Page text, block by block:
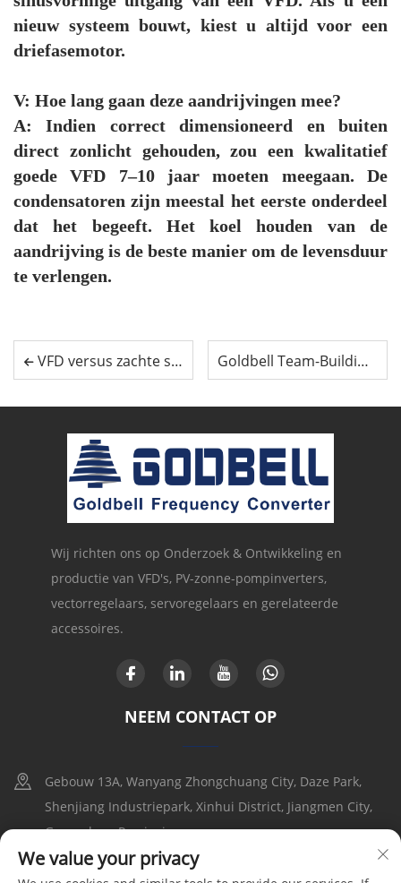
nieuw systeem bouwt, kiest u altijd voor een
driefasemotor.
V: Hoe lang gaan deze aandrijvingen mee?
A: Indien correct dimensioneerd en buiten
direct zonlicht gehouden, zou een kwalitatief
goede VFD 7–10 jaar moeten meegaan. De
condensatoren zijn meestal het eerste onderdeel
dat het begeeft. Het koel houden van de
aandrijving is de beste manier om de levensduur
te verlengen.
VFD versus zachte start: Welke heeft uw motor daadwerkelijk nodig? Goldbell Team-Building Retreat: Kennismaking met Yao-cultuur en versterking van teamgeest
Wij richten ons op Onderzoek & Ontwikkeling en
productie van VFD's, PV-zonne-pompinverters,
vectorregelaars, servoregelaars en gerelateerde
accessoires.
NEEM CONTACT OP
Gebouw 13A, Wanyang Zhongchuang City, Daze Park,
Shenjiang Industriepark, Xinhui District, Jiangmen City,
Guangdong Provincie
+86-17316086390
We value your privacy